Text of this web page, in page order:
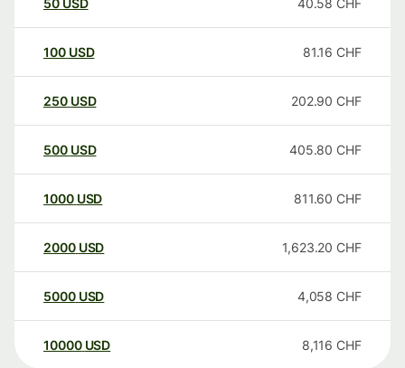
50 USD 40.58 CHF
100 USD 81.16 CHF
250 USD 202.90 CHF
500 USD 405.80 CHF
1000 USD 811.60 CHF
2000 USD 1,623.20 CHF
5000 USD 4,058 CHF
10000 USD 8,116 CHF